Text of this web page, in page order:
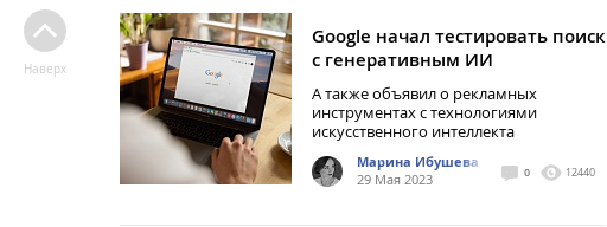
Google начал тестировать поиск
с генеративным ИИ
А также объявил о рекламных
инструментах с технологиями
искусственного интеллекта
Марина Ибушева
29 Мая 2023
0 12440
Наверх